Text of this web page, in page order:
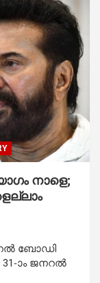
നാളെ;
ബോഡി
ാം ജനറൽ